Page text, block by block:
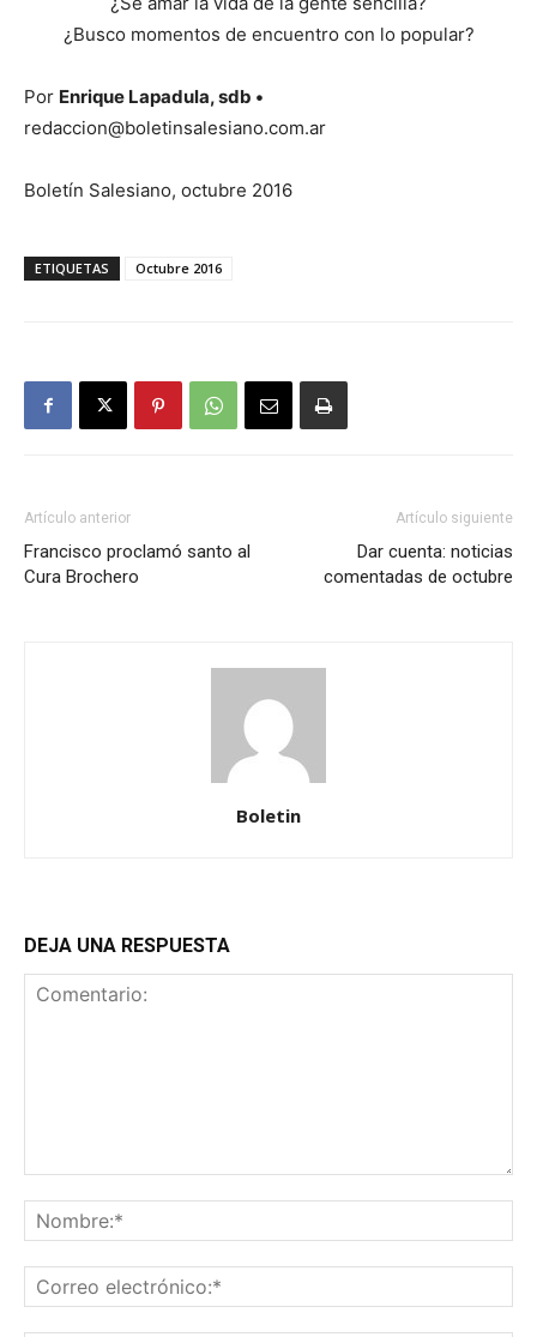
¿Busco momentos de encuentro con lo popular?
Por Enrique Lapadula, sdb •
redaccion@boletinsalesiano.com.ar
Boletín Salesiano, octubre 2016
ETIQUETAS Octubre 2016
Artículo anterior
Francisco proclamó santo al
Cura Brochero
Artículo siguiente
Dar cuenta: noticias
comentadas de octubre
Boletin
DEJA UNA RESPUESTA